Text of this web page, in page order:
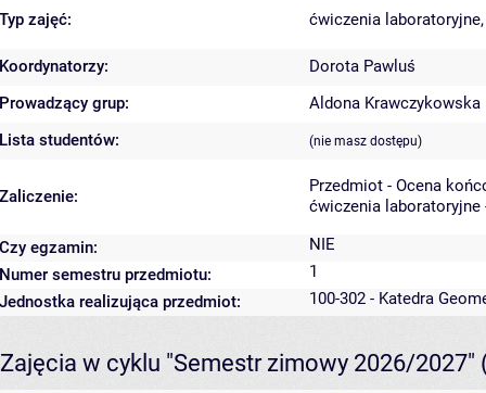
Typ zajęć: ćwiczenia
Koordynatorzy:
Dorota Pawluś
Prowadzący grup:
Aldona Krawczykowska
Lista studentów:
(nie masz dostępu)
Zaliczenie:
Przedmiot - Ocena
ćwiczenia laboratoryjne
Czy egzamin:
NIE
Numer semestru przedmiotu:
1
Jednostka realizująca przedmiot:
100-302 - Katedra
Zajęcia w cyklu "Semestr zimowy 2026/2027"